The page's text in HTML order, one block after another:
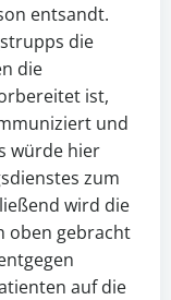
entsandt.
die
die
ist,
und
würde hier
zum
wird die
oben gebracht
auf die